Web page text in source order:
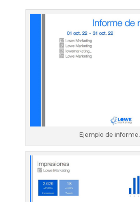
Ejemplo de informe.